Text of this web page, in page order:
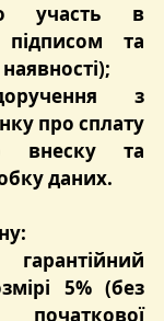
участь в
підписом та
з
про сплату
внеску та
даних.
5% (без